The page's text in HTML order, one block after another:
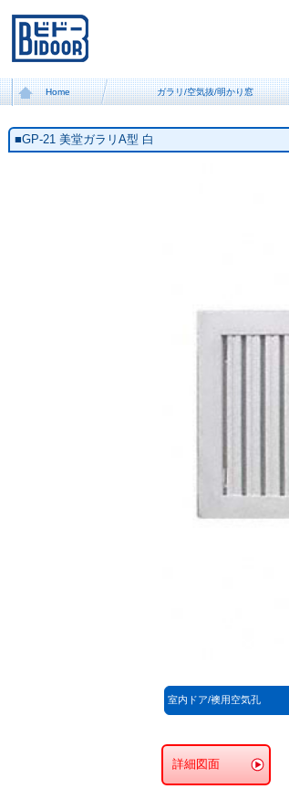
Home ガラリ/空気抜/明かり窓
■GP-21 美堂ガラリA型 白
室内ドア/襖用空気孔
詳細図面